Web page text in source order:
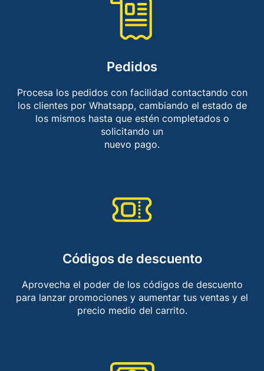
Pedidos​
Procesa los pedidos con facilidad contactando con
los clientes por Whatsapp, cambiando el estado de
los mismos hasta que estén completados o
solicitando un
nuevo pago.
Códigos de descuento​
Aprovecha el poder de los códigos de descuento
para lanzar promociones y aumentar tus ventas y el
precio medio del carrito.